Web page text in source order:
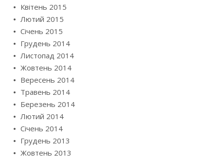
Квітень 2015
Лютий 2015
Січень 2015
Грудень 2014
Листопад 2014
Жовтень 2014
Вересень 2014
Травень 2014
Березень 2014
Лютий 2014
Січень 2014
Грудень 2013
Жовтень 2013